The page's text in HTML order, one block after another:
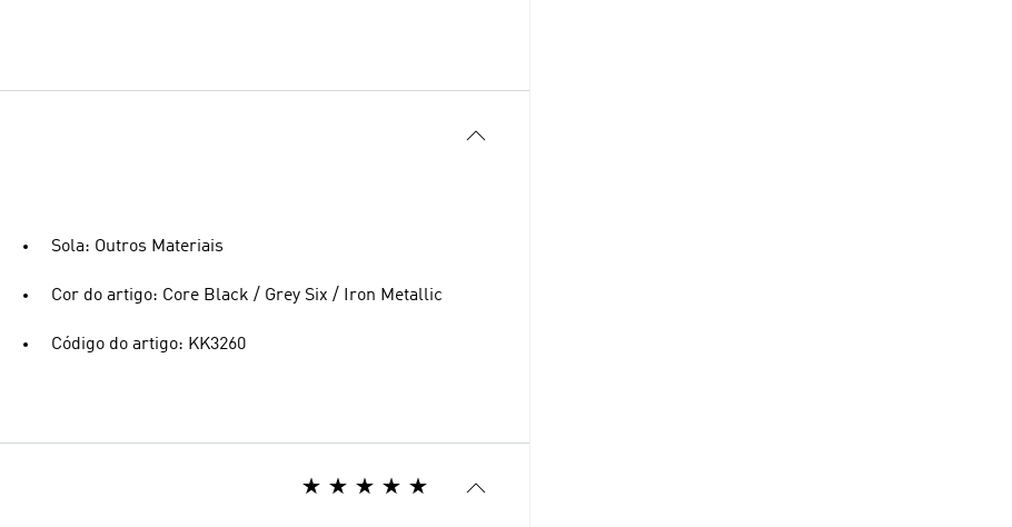
Sola: Outros Materiais
Cor do artigo: Core Black / Grey Six / Iron Metallic
Código do artigo: KK3260